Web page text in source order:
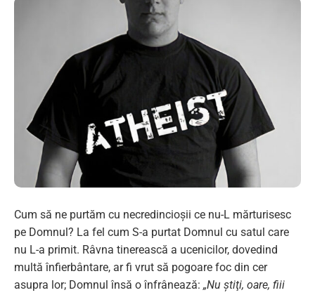
Cum să ne purtăm cu necredincioşii ce nu-L mărturisesc
pe Domnul? La fel cum S-a purtat Domnul cu satul care
nu L-a primit. Râvna tinerească a ucenicilor, dovedind
multă înfierbântare, ar fi vrut să pogoare foc din cer
asupra lor; Domnul însă o înfrânează: „Nu ştiţi, oare, fiii